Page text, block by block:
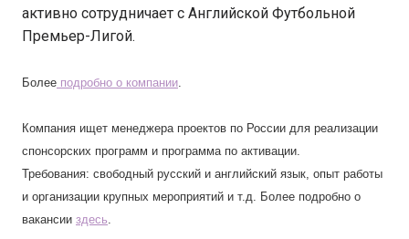
активно сотрудничает с Английской Футбольной
Премьер-Лигой.
Более подробно о компании.
Компания ищет менеджера проектов по России для реализации
спонсорских программ и программа по активации.
Требования: свободный русский и английский язык, опыт работы
и организации крупных мероприятий и т.д. Более подробно о
вакансии здесь.